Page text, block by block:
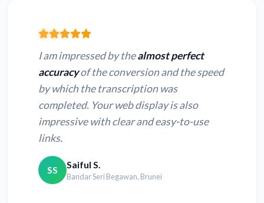
I am impressed by thealmost perfect
accuracyof the conversion and the speed
by which the transcription was
completed. Your web display is also
impressive with clear and easy-to-use
links.
SS Saiful S.
Bandar Seri Begawan, Brunei